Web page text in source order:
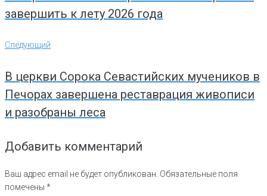
завершить к лету 2026 года
Следующий
Следующий
В церкви Сорока Севастийских мучеников в
Печорах завершена реставрация живописи
и разобраны леса
Добавить комментарий
Ваш адрес email не будет опубликован. Обязательные поля
помечены *